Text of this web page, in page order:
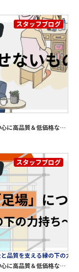
みなさまこんにちわ！ 横浜ペイントは横浜市を中心に高品質＆低価格な外壁塗装・屋根工事・雨漏り修理をご提供する専門店です。 横浜ペイントのブログをご覧頂きありがとうございます♪ 今回は、塗装には欠かせない足場について詳しく解説させて頂きます！ 本日のテーマはお家に欠かせないものについてです♪ お家には欠かせないもの 人間にとって「住まい」は単なる雨風をしのぐ場所ではありません。生活の基盤であり、心身を休める場所であり、家族との絆を育む場所でもあります。現代の暮らしにおいて、「お家には欠かせないもの」は多岐にわたりますが、ここではその中でも特に重要とされる要素について、生活・機能・安全・心の面から総合的に考察してみたいと思います。 1. 安全と安心を確保する「住居の構造と立地」 まず最も基本的かつ重要な要素は、「安全性」です。地震の多い日本において、耐震性の高い構造は家を建てる際に最優先されるべき要素です。阪神淡路大震災や東日本大震災の経験を経て、多くの家庭で地震対策が重要視されるようになりました。また、台風や豪雨の影響を受けやすい地域では、浸水対策や強風への備えも不可欠です。 さらに、治安や生活インフラも見逃せません。いくら立派な家を建てても、周囲の環境が悪ければ快適な生活は望めません。スーパーや病院、学校へのアクセス、公共交通機関の充実度なども、お家を考える上で欠かせない条件です。 2. 快適な暮らしを支える「インフラと設備」 家の中での生活を支えるためには、電気・水道・ガスといった基本的なインフラの整備が必須です。これらがなければ、日々の生活は成り立ちません。加えて、インターネット環境も今や生活に欠かせないインフラの一つです。テレワークやオンライン学習が一般化した現代では、安定したネット回線の有無が生活の質を大きく左右します。 また、住宅内の設備も重要です。エアコンや換気設備、断熱性の高い窓などは、季節に応じた快適な温度・湿度を保つために必要です。キッチンやバスルーム、トイレといった水回りの清潔さや使いやすさも、暮らしの満足度に直結します。 3. 心を癒す「プライベート空間とパーソナルスペース」 家は、外の世界で受けたストレスを癒す「心の避難所」でもあります。そのためには、リラックスできるプライベート空間が必要です。たとえば、自分の趣味に没頭できる書斎や作業部屋、読書用のスペース、心地よい音楽を聴くためのリビングなどは、生活の質を豊かにします。 また、家族と共に暮らす家においても、それぞれの個人が自分の時間を持てるような「パーソナルスペース」があることが理想です。家族とのコミュニケーションを深める共有スペースと、個人の時間を大切にするための空間。この両方のバランスがとれてこそ、真に快適な住まいといえるでしょう。 4. 家族を支える「コミュニケーションの場」 お家は、家族の絆を育む大切な場所でもあります。リビングやダイニングは、家族が自然に集まる場として設計されることが多いですが、ただ物理的に同じ空間にいるだけでは意味がありません。家族が一緒に食事をし、会話を交わし、日々の出来事を共有できるような空間づくりが重要です。 近年は核家族化が進み、それぞれの生活時間がバラバラになりがちですが、それでも意識的に「家族が顔を合わせる時間」を設けることで、お互いを理解し、助け合える関係が築かれます。 5. 非常時への備え お家には、「いざという時の備え」も欠かせません。災害時の避難経路の確認や、防災グッズの備蓄、非常用電源などを整えておくことは、命を守る上で非常に重要です。特に、地震・台風・豪雨が頻発する日本では、これらの備えが日常の一部として意識されるようになってきました。 また、近年では防犯対策も重視され、防犯カメラやスマートロック、センサーライトなどを設置する家庭も増えています。こうした設備は家族の安全を守るだけでなく、安心して日々を過ごすための支えになります。 6. 環境と共存する意識 地球環境への配慮も、現代の住まいに求められる要素です。省エネ性能の高い家電や、太陽光発電の導入、断熱材による冷暖房効率の向上などは、光熱費の削減だけでなく、持続可能な社会の実現にも貢献します。最近では、ゼロ・エネルギー・ハウス（ZEH）やスマートホームといった概念も普及しつつあります。 また、ガーデニングや家庭菜園を通じて自然とのつながりを感じることで、心の豊かさを育むことにもつながります。自然のある暮らしは、単なる装飾以上の価値を住まいにもたらすのです。 おわりに 「お家には欠かせないもの」は、単なるモノの集合ではありません。それは、安心して暮らせる安全性、生活を支える機能性、心を癒す空間、家族との絆、そして非常時への備えや環境への配慮といった、多くの要素が複雑に絡み合って形成される「暮らしの器」なのです。 どんなに立派な建物でも、そこに住まう人々が安心し、幸せを感じられなければ、真に「良い家」とは言えません。時代や価値観が変化しても、「人が人らしく生きるための場所」としての家の本質は、きっとこれからも変わることはないですね！ 次回は、お家作るのに欠かせないものについて解説して行きます♪
スタッフブログ
品質を支える縁の下の力
みなさまこんにちわ！ 横浜ペイントは横浜市を中心に高品質＆低価格な外壁塗装・屋根工事・雨漏り修理をご提供する専門店です。 横浜ペイントのブログをご覧頂きありがとうございます♪ 今回は、塗装には欠かせない足場について詳しく解説させて頂きます！ ぜひ、最後までご覧いただければ嬉しいです。 外壁塗装には欠かせない「足場」について 〜安全と品質を支える縁の下の力持ち〜 外壁塗装の見積書に「足場代」として数十万円が記載されていて、驚いた方もいるかもしれません。「ただの鉄パイプにそんなに？」と思うのも無理はありません。しかし、足場は外壁塗装工事の安全性と品質を左右する、非常に重要な存在です。 この記事では、足場の役割や種類、費用相場、法律との関係、トラブル事例まで、足場に関する「知っておくべきこと」を3000字ほどで詳しく解説します。 1. なぜ足場が必要なのか？ 外壁塗装の現場では、足場は単なる作業用の「踏み台」ではなく、以下のような重要な役割を担っています。 ■ 作業員の安全確保 高所作業は常に落下の危険と隣り合わせです。足場があることで、塗装職人が安定した姿勢で作業でき、転落事故のリスクを大幅に減らせます。 ■ 塗装品質の向上 不安定な脚立やはしごでは、ムラや塗り残しが起こりやすくなります。足場を設置することで、作業者の手がしっかり届き、細部まで丁寧な塗装が可能になります。 ■ 近隣や建物の保護 足場に「飛散防止ネット」や「養生シート」を張ることで、塗料やホコリが隣家に飛ぶのを防ぎます。クレームやトラブルを未然に防ぐうえでも、足場は欠かせません。 2. 足場の種類と特徴 足場にはいくつか種類があり、現場の条件に応じて使い分けられます。 ■ 枠組足場（わくぐみあしば） 一般住宅の塗装で最も使われる。 鋼管を組み合わせて頑丈な構造を作る。 高所でも安定性があり、作業効率も高い。 デメリットはやや設置スペースが必要なこと。 ■ 単管足場（たんかんあしば） 単管（直径48.6mmの鉄パイプ）をクランプで繋いで作る。 狭小地や複雑な構造の家に向く。 設置に時間と手間がかかるため、費用は高め。 ■ 移動式足場（ローリングタワー） 一部の部分塗装や低層建物で使用。 キャスターが付いており、移動が可能。 高所作業には向かない。 ■ 足場なし（ロープ作業） 高層ビルや特殊作業に限られる。 住宅の外壁塗装ではほぼ使われない。 ▶︎ 結論：一般的な住宅には「枠組足場」が最も多く使われる。 3. 足場の費用相場 足場代は、外壁塗装費用の中でも大きな割合を占めます。 ■ 費用の目安 相場：1㎡あたり600〜1000円前後 30坪（外壁面積200㎡程度）の家で、約15〜25万円前後が一般的。 ■ 費用の内訳 材料費（鉄パイプなど） 搬入・設置作業費 解体・撤去費 飛散防止ネットや安全装備 ■ 注意点 「足場代無料」と謳う業者には注意。どこかで他の費用に上乗せされている可能性が高いです。 値引き交渉よりも、「見積もり明細が明確か」「安全対策が万全か」に注目すべきです。 4. 足場と法律・規制 日本では、高所作業の安全性確保のため、労働安全衛生法により、一定の高さを超える作業には足場の設置が義務づけられています。 ■ 法的基準（労働安全衛生法） 高さ2m以上で作業する場合、足場または墜落防止措置（安全帯・ネット等）が必須。 足場を組む場合は、**「足場の組立て等作業主任者」**による指導が必要。 ■ 近隣との関係 足場が隣家の敷地にはみ出す場合、「足場使用の承諾書」をもらう必要があります。 養生不足による塗料飛散は、損害賠償の対象になる可能性も。 ▶︎ 安全性と法令順守のためにも、足場の設置は必要不可欠。 5. よくあるトラブルと対策 ■ トラブル1：近隣とのトラブル 足場の組み立てや解体時の騒音、作業員の態度、塗料の飛散など。 【対策】：着工前に近隣への挨拶を行い、作業予定と配慮を伝える。 ■ トラブル2：足場の費用が高い 相場より高額な見積もりや、「無料」と言って後から請求されるケース。 【対策】：複数社から見積もりを取り、内訳を比較。 ■ トラブル3：作業中の転落事故 足場が不十分だったり、安全帯を使っていなかった場合に発生。 【対策】：足場の組立てに資格者がいるか、保険に加入しているかを確認。 6. 足場を設置する際のチェックリスト 以下のようなポイントを確認すると安心です。 チェック項目 内容 足場の種類 枠組足場か単管足場か 面積と単価 ○㎡ × ○円＝合計費用 飛散防止ネットの有無 塗料飛散・養生のためにネットが使用されているか 組立・解体日程 近隣への配慮を含めて工程が明確か 作業者の資格 足場作業主任者が在籍しているか 保険の加入 労災保険や賠償保険に加入しているか 近隣との境界確認 足場が越境しないか、承諾を得ているか 7. まとめ：足場は「コスト」ではなく「投資」 外壁塗装の成功は、実は「足場」にかかっていると言っても過言ではありません。適切な足場があるからこそ、職人は安全かつ丁寧に仕事ができ、最終的な仕上がりや耐久性も向上します。 「足場代を節約したい」という気持ちは理解できますが、足場を削ることは工事の質と安全を削ることに直結します。信頼できる業者を選び、納得いく説明と見積もりを受けたうえで、工事を進めるようにしましょう。
スタッフブログ